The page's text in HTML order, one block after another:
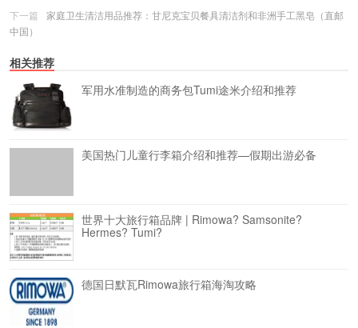
下一篇
家庭卫生清洁用品推荐：甘尼克宝贝餐具清洁剂和非洲手工黑皂（直邮
中国）
相关推荐
军用水准制造的商务包Tumi途米介绍和推荐
美国热门儿童行李箱介绍和推荐—假期出游必备
世界十大旅行箱品牌 | Rimowa? Samsonite?
Hermes? Tumi?
德国日默瓦Rimowa旅行箱海淘攻略